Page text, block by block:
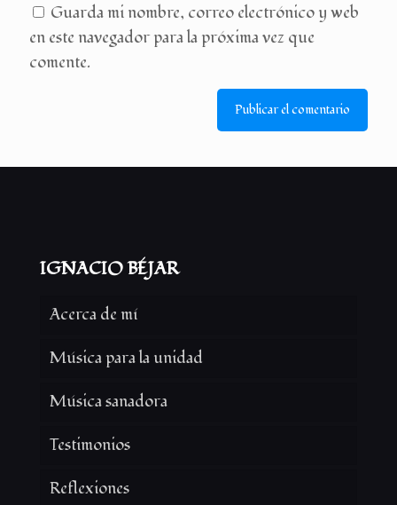
Guarda mi nombre, correo electrónico y web
en este navegador para la próxima vez que
comente.
IGNACIO BÉJAR
Acerca de mí
Música para la unidad
Música sanadora
Testimonios
Reflexiones